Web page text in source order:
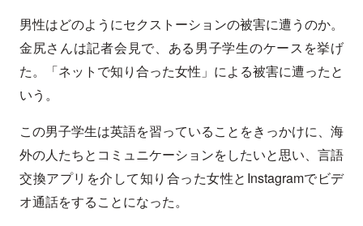
男性はどのようにセクストーションの被害に遭うのか。
金尻さんは記者会見で、ある男子学生のケースを挙げ
た。「ネットで知り合った女性」による被害に遭ったと
いう。
この男子学生は英語を習っていることをきっかけに、海
外の人たちとコミュニケーションをしたいと思い、言語
交換アプリを介して知り合った女性とInstagramでビデ
オ通話をすることになった。